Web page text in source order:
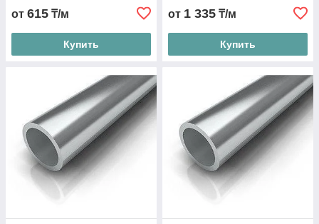
от 615 ₸/м
Купить
от 1 335 ₸/м
Купить